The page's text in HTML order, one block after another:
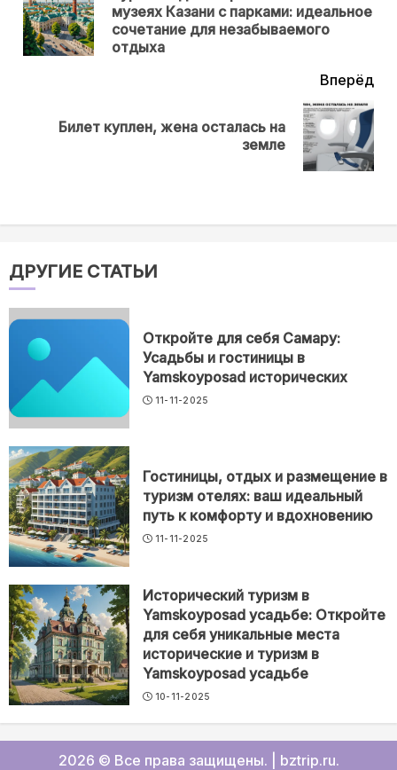
музеях Казани с парками: идеальное
сочетание для незабываемого
отдыха
Вперёд
Билет куплен, жена осталась на
земле
ДРУГИЕ СТАТЬИ
Откройте для себя Самару:
Усадьбы и гостиницы в
Yamskoyposad исторических
11-11-2025
Гостиницы, отдых и размещение в
туризм отелях: ваш идеальный
путь к комфорту и вдохновению
11-11-2025
Исторический туризм в
Yamskoyposad усадьбе: Откройте
для себя уникальные места
исторические и туризм в
Yamskoyposad усадьбе
10-11-2025
2026 © Все права защищены. bztrip.ru.